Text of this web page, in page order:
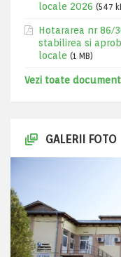
locale 2026 (547
Hotararea nr 86/
stabilirea si
locale (1 MB)
Vezi toate
GALERII FOTO